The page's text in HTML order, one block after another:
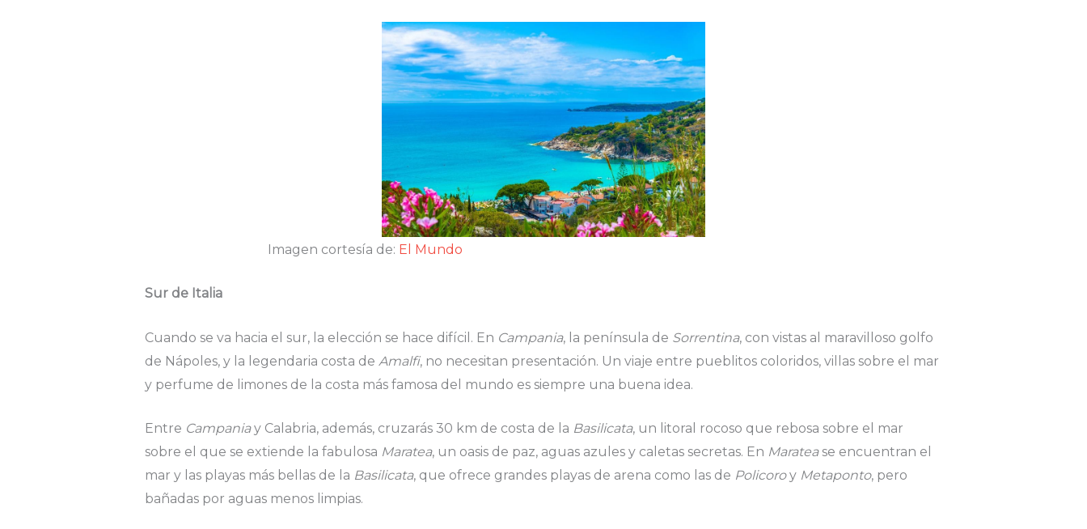
Imagen cortesía de: El Mundo
Sur de Italia
Cuando se va hacia el sur, la elección se hace difícil. En Campania, la península de Sorrentina, con vistas al maravilloso golfo
de Nápoles, y la legendaria costa de Amalfi, no necesitan presentación. Un viaje entre pueblitos coloridos, villas sobre el mar
y perfume de limones de la costa más famosa del mundo es siempre una buena idea.
Entre Campaniay Calabria, además, cruzarás 30 km de costa de la Basilicata, un litoral rocoso que rebosa sobre el mar
sobre el que se extiende la fabulosa Maratea, un oasis de paz, aguas azules y caletas secretas. En Maratease encuentran el
mar y las playas más bellas de la Basilicata, que ofrece grandes playas de arena como las de Policoroy Metaponto, pero
bañadas por aguas menos limpias.